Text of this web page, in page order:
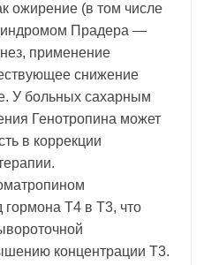
ожирение (в том числе
Прадера —
применение
снижение
У больных сахарным
Генотропина может
в коррекции
гормона Т4 в Т3, что
концентрации Т3.